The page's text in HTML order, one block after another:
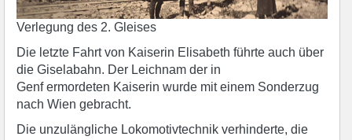
Verlegung des 2. Gleises
Die letzte Fahrt von Kaiserin Elisabeth führte auch über
die Giselabahn. Der Leichnam der in
Genf ermordeten Kaiserin wurde mit einem Sonderzug
nach Wien gebracht.
Die unzulängliche Lokomotivtechnik verhinderte, die